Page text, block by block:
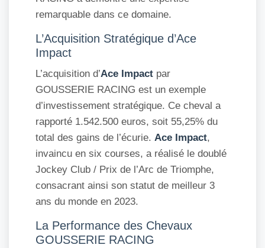
remarquable dans ce domaine.
L’Acquisition Stratégique d’Ace
Impact
L’acquisition d’Ace Impact par
GOUSSERIE RACING est un exemple
d’investissement stratégique. Ce cheval a
rapporté 1.542.500 euros, soit 55,25% du
total des gains de l’écurie. Ace Impact,
invaincu en six courses, a réalisé le doublé
Jockey Club / Prix de l’Arc de Triomphe,
consacrant ainsi son statut de meilleur 3
ans du monde en 2023.
La Performance des Chevaux
GOUSSERIE RACING